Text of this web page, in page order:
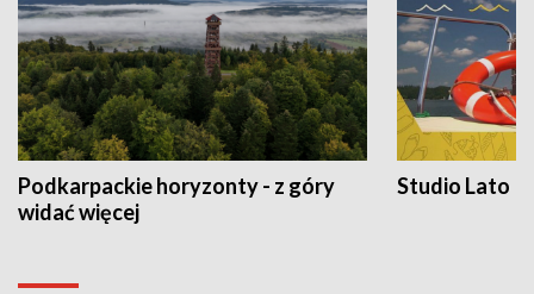
Podkarpackie horyzonty - z góry
widać więcej
Studio Lato